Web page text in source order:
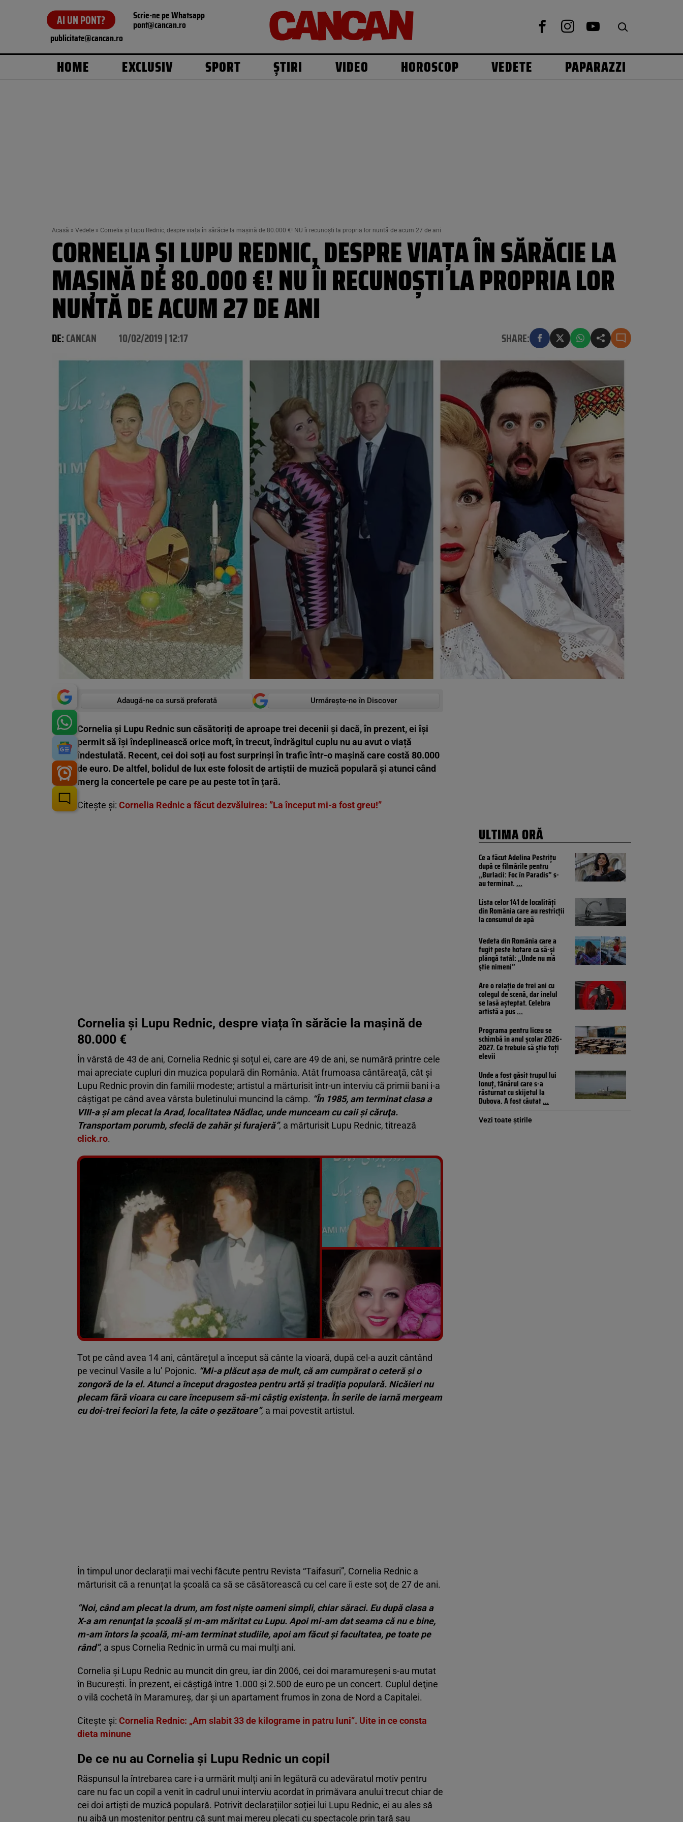
AI UN PONT? Scrie-ne pe Whatsapp
pont@cancan.ro
publicitate@cancan.ro
HOME EXCLUSIV SPORT ȘTIRI VIDEO HOROSCOP VEDETE PAPARAZZI
Acasă » Vedete » Cornelia și Lupu Rednic, despre viața în sărăcie la mașină de 80.000 €! NU îi recunoști la propria lor nuntă de acum 27 de ani
CORNELIA ȘI LUPU REDNIC, DESPRE VIAȚA ÎN SĂRĂCIE LA
MAȘINĂ DE 80.000 €! NU ÎI RECUNOȘTI LA PROPRIA LOR
NUNTĂ DE ACUM 27 DE ANI
DE:CANCAN 10/02/2019 | 12:17 SHARE:
Adaugă-ne ca sursă preferată Urmărește-ne în Discover
Cornelia și Lupu Rednic sun căsătoriți de aproape trei decenii și dacă, în prezent, ei își
permit să își îndeplinească orice moft, în trecut, îndrăgitul cuplu nu au avut o viață
îndestulată. Recent, cei doi soți au fost surprinși în trafic într-o mașină care costă 80.000
de euro. De altfel, bolidul de lux este folosit de artiștii de muzică populară și atunci când
merg la concertele pe care pe au peste tot în țară.
Citește și: Cornelia Rednic a făcut dezvăluirea: ”La început mi-a fost greu!”
Cornelia și Lupu Rednic, despre viața în sărăcie la mașină de
80.000 €
În vârstă de 43 de ani, Cornelia Rednic și soțul ei, care are 49 de ani, se numără printre cele
mai apreciate cupluri din muzica populară din România. Atât frumoasa cântăreață, cât și
Lupu Rednic provin din familii modeste; artistul a mărturisit într-un interviu că primii bani i-a
câștigat pe când avea vârsta buletinului muncind la câmp. “În 1985, am terminat clasa a
VIII-a şi am plecat la Arad, localitatea Nădlac, unde munceam cu caii şi căruţa.
Transportam porumb, sfeclă de zahăr şi furajeră”, a mărturisit Lupu Rednic, titrează
click.ro.
Vezi galeria foto
26 poze
Tot pe când avea 14 ani, cântărețul a început să cânte la vioară, după cel-a auzit cântând
pe vecinul Vasile a lu’ Pojonic. “Mi-a plăcut aşa de mult, că am cumpărat o ceteră şi o
zongoră de la el. Atunci a început dragostea pentru artă şi tradiţia populară. Nicăieri nu
plecam fără vioara cu care începusem să-mi câştig existenţa. În serile de iarnă mergeam
cu doi-trei feciori la fete, la câte o şezătoare”, a mai povestit artistul.
În timpul unor declarații mai vechi făcute pentru Revista “Taifasuri”, Cornelia Rednic a
mărturisit că a renunțat la școală ca să se căsătorească cu cel care îi este soț de 27 de ani.
“Noi, când am plecat la drum, am fost nişte oameni simpli, chiar săraci. Eu după clasa a
X-a am renunţat la şcoală şi m-am măritat cu Lupu. Apoi mi-am dat seama că nu e bine,
m-am întors la şcoală, mi-am terminat studiile, apoi am făcut şi facultatea, pe toate pe
rând”, a spus Cornelia Rednic în urmă cu mai mulți ani.
Cornelia şi Lupu Rednic au muncit din greu, iar din 2006, cei doi maramureşeni s-au mutat
în Bucureşti. În prezent, ei câştigă între 1.000 şi 2.500 de euro pe un concert. Cuplul deţine
o vilă cochetă în Maramureş, dar şi un apartament frumos în zona de Nord a Capitalei.
Citește și: Cornelia Rednic: „Am slabit 33 de kilograme in patru luni”. Uite in ce consta
dieta minune
De ce nu au Cornelia și Lupu Rednic un copil
Răspunsul la întrebarea care i-a urmărit mulți ani în legătură cu adevăratul motiv pentru
care nu fac un copil a venit în cadrul unui interviu acordat în primăvara anului trecut chiar de
cei doi artiști de muzică populară. Potrivit declarațiilor soției lui Lupu Rednic, ei au ales să
nu aibă un moștenitor pentru că sunt mai mereu plecați cu spectacole prin țară sau
ULTIMA ORĂ
Ce a făcut Adelina Pestrițu
după ce filmările pentru
„Burlacii: Foc în Paradis” s-
au terminat....
Lista celor 141 de localități
din România care au restricții
la consumul de apă
Vedeta din România care a
fugit peste hotare ca să-și
plângă tatăl: „Unde nu mă
știe nimeni”
Are o relație de trei ani cu
colegul de scenă, dar inelul
se lasă așteptat. Celebra
artistă a pus...
Programa pentru liceu se
schimbă în anul școlar 2026-
2027. Ce trebuie să știe toți
elevii
Unde a fost găsit trupul lui
Ionuţ, tânărul care s-a
răsturnat cu skijetul la
Dubova. A fost căutat...
Vezi toate știrile